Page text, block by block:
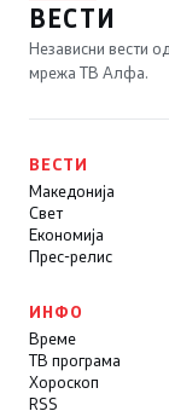
ВЕСТИ
Независни вести
мрежа ТВ Алфа.
ВЕСТИ
Македонија
Свет
Економија
Прес-релис
ИНФО
Време
ТВ програма
Хороскоп
RSS